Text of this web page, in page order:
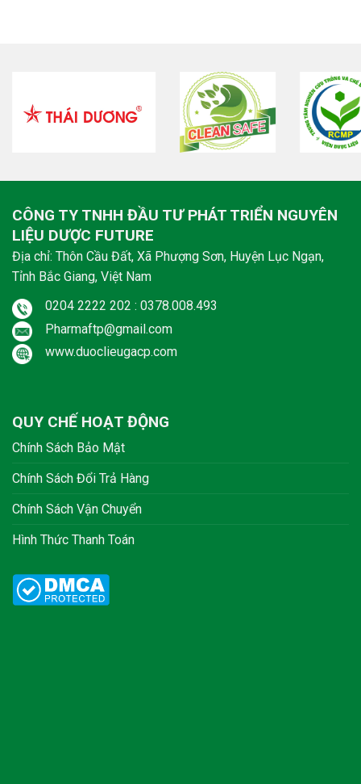
CÔNG TY TNHH ĐẦU TƯ PHÁT TRIỂN NGUYÊN
LIỆU DƯỢC FUTURE
Địa chỉ: Thôn Cầu Đất, Xã Phượng Sơn, Huyện Lục Ngạn,
Tỉnh Bắc Giang, Việt Nam
0204 2222 202 : 0378.008.493
Pharmaftp@gmail.com
www.duoclieugacp.com
QUY CHẾ HOẠT ĐỘNG
Chính Sách Bảo Mật
Chính Sách Đổi Trả Hàng
Chính Sách Vận Chuyển
Hình Thức Thanh Toán